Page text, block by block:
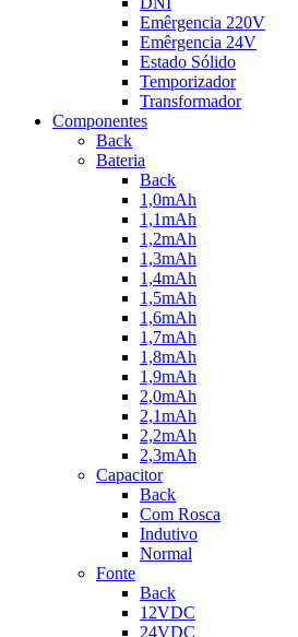
Emêrgencia 220V
Emêrgencia 24V
Estado Sólido
Temporizador
Transformador
Componentes
Back
Bateria
Back
1,0mAh
1,1mAh
1,2mAh
1,3mAh
1,4mAh
1,5mAh
1,6mAh
1,7mAh
1,8mAh
1,9mAh
2,0mAh
2,1mAh
2,2mAh
2,3mAh
Capacitor
Back
Com Rosca
Indutivo
Normal
Fonte
Back
12VDC
24VDC